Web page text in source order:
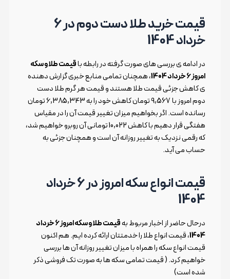
قیمت خرید طلا دست دوم در 6
خرداد 1404
در ادامه ی بررسی های صورت گرفته در رابطه باقیمت طلا و سکه
امروز 6 خرداد 1404
، همچنان تمامی منابع خبری گزارش دهنده
ی کاهش جزئی قیمت طلا هستند و قیمت هر گرم طلا دست
دوم امروز با 9,567 تومان کاهش خود را به 6,385,343 تومان
رسانده است. اگر بخواهیم میزان تغییر قیمت آن را در مقیاس
هفتگی قرار دهیم با کاهش 10,022 تومانی آن روبرو خواهیم شد،
که رقمی نزدیک به تغییر روزانه آن است و همچنان جزئی به
حساب می آید.
قیمت انواع سکه امروز در 6 خرداد
1404
درحال حاضر از اخبار مربوط به
قیمت طلا و سکه امروز 6 خرداد
1404، قیمت انواع طلا را خدمتتان ارائه کرده ایم. هم اکنون
قیمت انواع سکه را همراه با میزان تغییر روزانه آن ها بررسی
خواهیم کرد. ( قیمت تمامی سکه ها به صورت تک فروشی ذکر
شده است)